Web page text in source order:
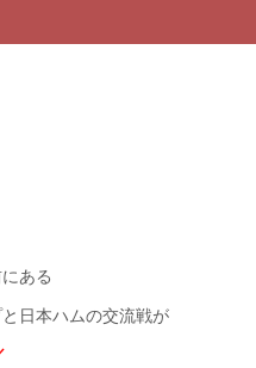
ある
日本ハムの交流戦が